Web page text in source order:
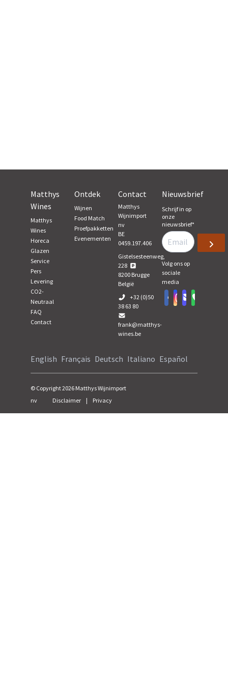
Zuid-
Zwitserland
Matthys
Wines
Matthys
Wines
Horeca
Glazen
Service
Pers
Levering
CO2-
Neutraal
FAQ
Contact
Ontdek
Wijnen
Food Match
Proefpakketten
Evenementen
Contact
Matthys
Wijnimport
nv
BE
0459.197.406
Gistelsesteenweg,
228
8200 Brugge
België
+32 (0)50
38 63 80
frank@matthys-
wines.be
Nieuwsbrief
Schrijf in op
onze
nieuwsbrief*
Volg ons op
sociale
media
English Français Deutsch Italiano Español
© Copyright2026 Matthys Wijnimport
nv
Disclaimer | Privacy